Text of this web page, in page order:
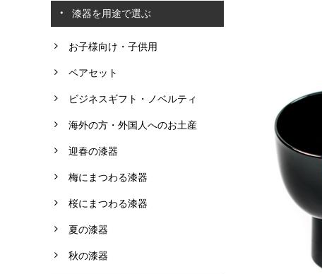
漆器を用途で選ぶ
お子様向け・子供用
ペアセット
ビジネスギフト・ノベルティ
海外の方・外国人へのお土産
迎春の漆器
梅にまつわる漆器
桜にまつわる漆器
夏の漆器
秋の漆器